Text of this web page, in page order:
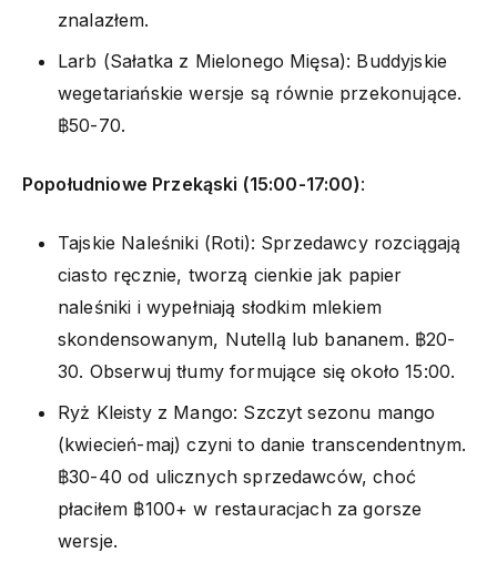
znalazłem.
Larb (Sałatka z Mielonego Mięsa): Buddyjskie
wegetariańskie wersje są równie przekonujące.
฿50-70.
Popołudniowe Przekąski (15:00-17:00):
Tajskie Naleśniki (Roti): Sprzedawcy rozciągają
ciasto ręcznie, tworzą cienkie jak papier
naleśniki i wypełniają słodkim mlekiem
skondensowanym, Nutellą lub bananem. ฿20-
30. Obserwuj tłumy formujące się około 15:00.
Ryż Kleisty z Mango: Szczyt sezonu mango
(kwiecień-maj) czyni to danie transcendentnym.
฿30-40 od ulicznych sprzedawców, choć
płaciłem ฿100+ w restauracjach za gorsze
wersje.